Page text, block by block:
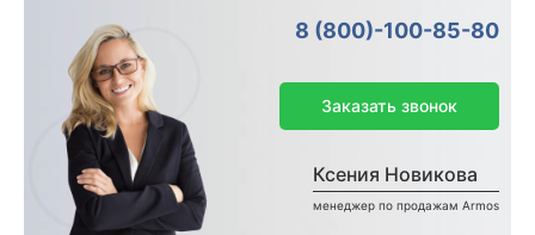
8 (800)-100-85-80
Ксения Новикова
менеджер по продажам Armos
Заказать звонок